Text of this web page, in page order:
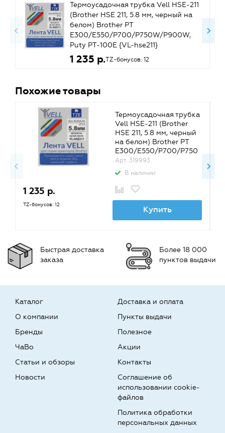
Термоусадочная трубка Vell HSE-211
(Brother HSE 211, 5.8 мм, черный на
белом) Brother PT
E300/E550/P700/P750W/P900W,
Puty PT-100E {VL-hse211}
1 235 р.TZ-бонусов: 12
Похожие товары
Термоусадочная трубка
Vell HSE-211 (Brother
HSE 211, 5.8 мм, черный
на белом) Brother PT
E300/E550/P700/P750
W/P900W, Puty PT-
100E {VL-hse211}
Арт. 319993
В наличии
1 235 р.
TZ-бонусов: 12 Купить
Быстрая доставка
заказа
Более 18 000
пунктов выдачи
Каталог
О компании
Бренды
Доставка и оплата
Пункты выдачи
Полезное
ЧаВо
Статьи и обзоры
Новости
Акции
Контакты
Соглашение об
использовании cookie-
файлов
Политика обработки
персональных данных